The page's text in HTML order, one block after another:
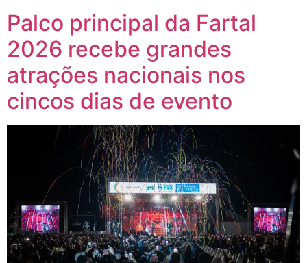
Palco principal da Fartal
2026 recebe grandes
atrações nacionais nos
cincos dias de evento